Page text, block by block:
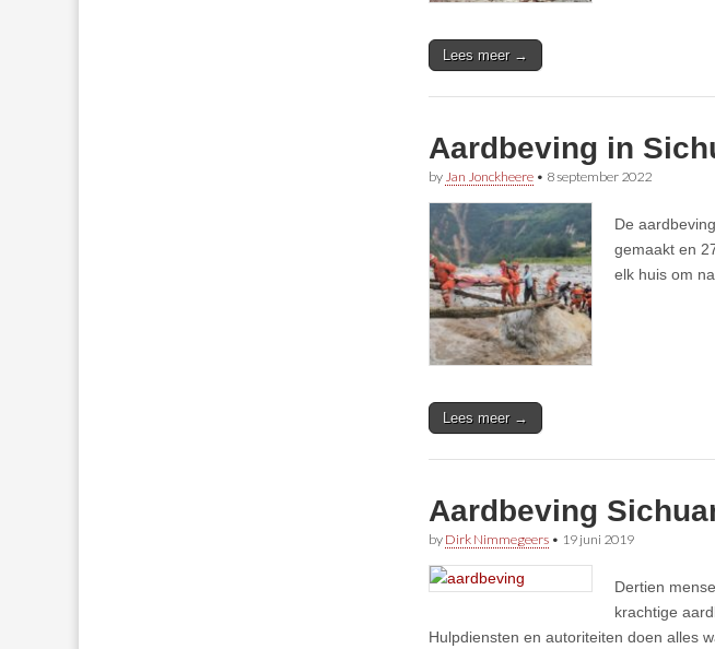
Lees meer →
Aardbeving in
by Jan Jonckheere • 8 september 2022
De
gemaakt en
elk huis om
Lees meer →
Aardbeving
by Dirk Nimmegeers • 19 juni 2019
Dertien
krachtige
Hulpdiensten en autoriteiten doen alles